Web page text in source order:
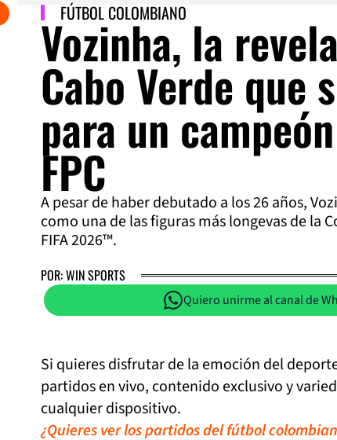
FÚTBOL COLOMBIANO
Vozinha, la
Cabo Verde que
para un
FPC
A pesar de haber debutado a los 26 años,
como una de las figuras más longevas de la
FIFA 2026™.
POR: WIN SPORTS
Quiero unirme al canal de
Si quieres disfrutar de la emoción del
partidos en vivo, contenido exclusivo y
cualquier dispositivo.
¿Quieres ver los partidos del fútbol